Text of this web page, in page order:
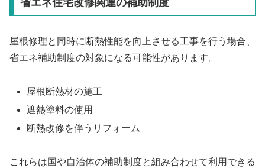
省エネ住宅改修関連の補助制度
屋根修理と同時に断熱性能を向上させる工事を行う場合、
省エネ補助制度の対象になる可能性があります。
屋根断熱材の施工
遮熱塗料の使用
断熱改修を伴うリフォーム
これらは国や自治体の補助制度と組み合わせて利用できる